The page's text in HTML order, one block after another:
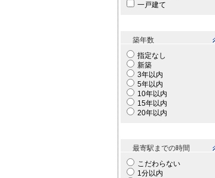
一戸建て
築年数
指定なし
新築
3年以内
5年以内
10年以内
15年以内
20年以内
最寄駅までの時間
こだわらない
1分以内